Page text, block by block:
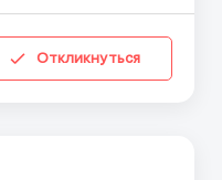
з шлюбами,
Откликнуться